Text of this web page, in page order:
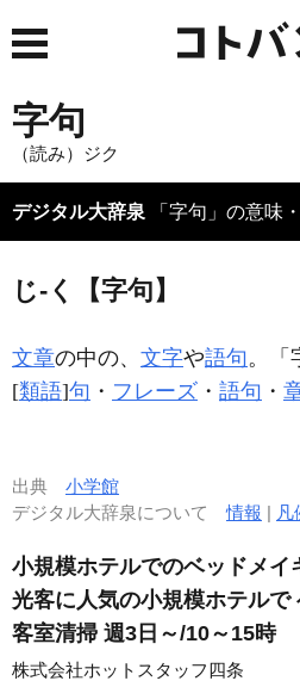
字句
（読み）ジク
デジタル大辞泉 「字句」の意味
じ‐く【字句】
文章の中の、 文字や語句。「
[類語]句 ・ フレーズ ・ 語句 ・
出典 小学館
デジタル大辞泉について情報 | 凡
小規模ホテルでのベッドメイ
光客に人気の小規模ホテルで
客室清掃 週3日～/10～15時
株式会社ホットスタッフ四条